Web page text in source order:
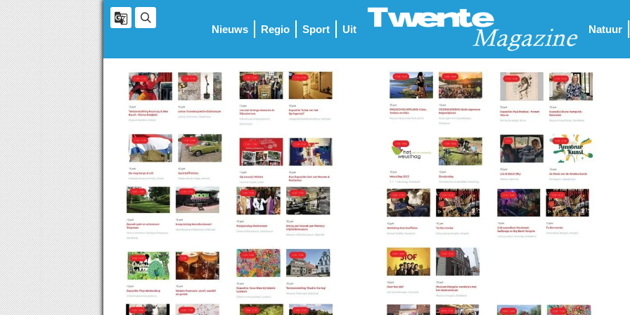
Nieuws Regio Sport Uit Natuur